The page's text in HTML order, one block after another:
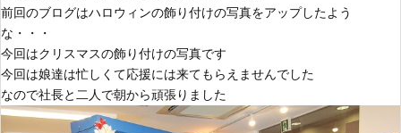
前回のブログはハロウィンの飾り付けの写真をアップしたよう
な・・・
今回はクリスマスの飾り付けの写真です
今回は娘達は忙しくて応援には来てもらえませんでした
なので社長と二人で朝から頑張りました